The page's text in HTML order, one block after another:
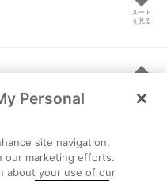
ルート
を見る
ルート
を見る
Personal
site navigation,
our marketing efforts.
about your use of our